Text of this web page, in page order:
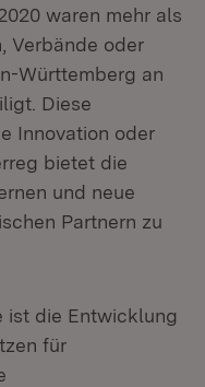
waren mehr als
Verbände oder
Württemberg an
Diese
Innovation oder
bietet die
und neue
Partnern zu
ist die Entwicklung
für